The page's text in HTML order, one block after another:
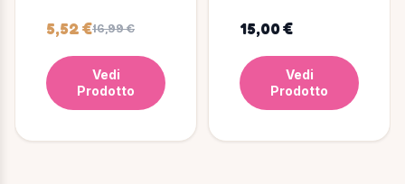
5,52 €16,99 €
Vedi
Prodotto
15,00 €
Vedi
Prodotto